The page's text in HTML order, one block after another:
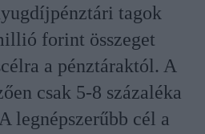
tagok
forint összeget
a pénztáraktól. A
csak 5-8 százaléka
legnépszerűbb cél a